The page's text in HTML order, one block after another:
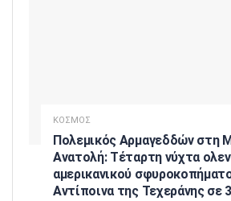
ΚΟΣΜΟΣ
Πολεμικός Αρμαγεδδών στη
Ανατολή: Τέταρτη νύχτα
αμερικανικού
Αντίποινα της Τεχεράνης σε